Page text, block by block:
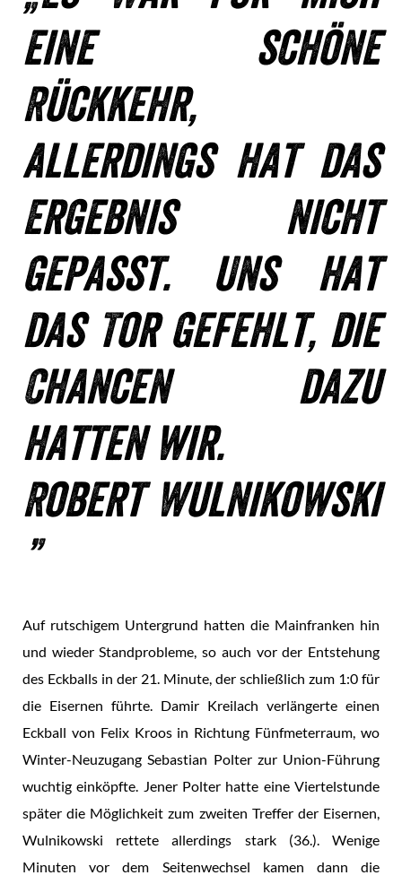
eine schöne
Rückkehr,
allerdings hat das
Ergebnis nicht
gepasst. Uns hat
das Tor gefehlt, die
Chancen dazu
hatten wir.
Robert Wulnikowski
Auf rutschigem Untergrund hatten die Mainfranken hin
und wieder Standprobleme, so auch vor der Entstehung
des Eckballs in der 21. Minute, der schließlich zum 1:0 für
die Eisernen führte. Damir Kreilach verlängerte einen
Eckball von Felix Kroos in Richtung Fünfmeterraum, wo
Winter-Neuzugang Sebastian Polter zur Union-Führung
wuchtig einköpfte. Jener Polter hatte eine Viertelstunde
später die Möglichkeit zum zweiten Treffer der Eisernen,
Wulnikowski rettete allerdings stark (36.). Wenige
Minuten vor dem Seitenwechsel kamen dann die